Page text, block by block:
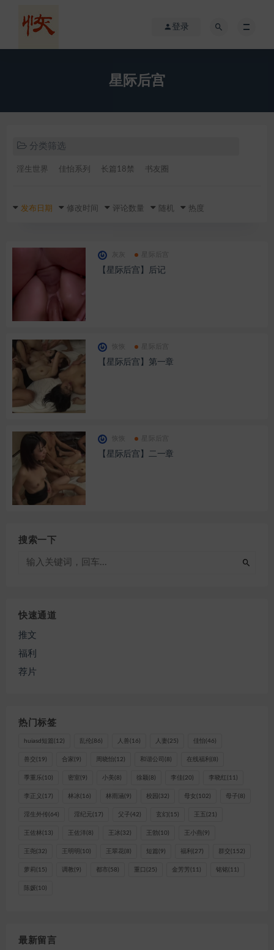
登录
星际后宫
分类筛选
淫生世界 佳怡系列 长篇18禁 书友圈
发布日期 修改时间 评论数量 随机 热度
灰灰
【星际后宫】后记
【星际后宫】第一章
【星际后宫】二一章
搜索一下
快速通道
推文
福利
荐片
热门标签
huiasd短篇 (12) 乱伦(86) 人兽 (16) 人妻(25) 佳怡(46)
兽交(19) 合家(9) 周晓怡(12) 和谐公司 (8) 在线福利 (8)
季重乐(10) 密室(9) 小美(8) 徐颖(8) 李佳(20) 李晓红(11)
李正义 (17) 林冰(16) 林雨涵(9) 校园 (32) 母女(102) 母子(8)
淫生外传 (64) 淫纪元(17) 父子(42) 玄幻 (15) 王五 (21)
王佐林(13) 王佐洋(8) 王冰(32) 王勃(10) 王小燕(9)
王尧(32) 王明明 (10) 王翠花(8) 短篇 (9) 福利 (27) 群交(152)
萝莉 (15) 调教(9) 都市(58) 重口 (25) 金芳芳(11) 铭铭(11)
陈媛(10)
最新留言